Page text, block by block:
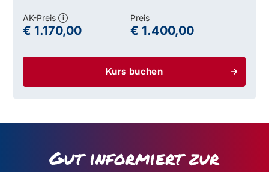
Kurs buchen
AK-Preis i
€ 1.170,00
Preis
€ 1.400,00
Gut informiert zur